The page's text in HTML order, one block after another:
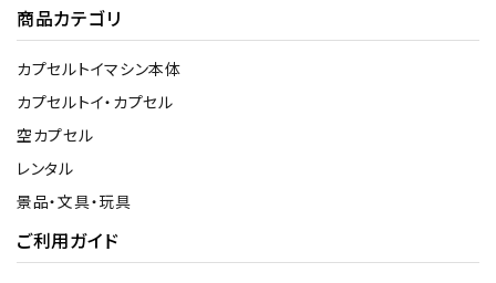
商品カテゴリ
カプセルトイマシン本体
カプセルトイ・カプセル
空カプセル
レンタル
景品・文具・玩具
ご利用ガイド